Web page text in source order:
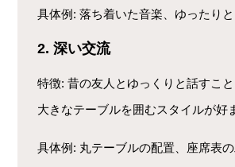
具体例: 落ち着いた音楽、ゆったりと
2. 深い交流
特徴: 昔の友人とゆっくりと話すこと
大きなテーブルを囲むスタイルが好
具体例: 丸テーブルの配置、座席表の